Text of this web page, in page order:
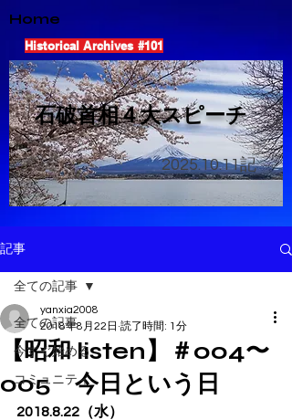
Home
Historical Archives #101
​石破首相４大スピーチ
2025.10.11記
記事
全ての記事
今すぐ始める
コミュニティ
全ての記事
【昭和 listen】＃004〜
005 今日という日
yanxia2008
2018年8月22日 読了時間: 1分
2018.8.22（水）